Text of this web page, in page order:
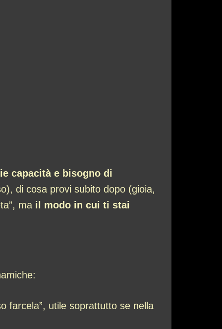
capacità e bisogno di
di cosa provi subito dopo (gioia,
ma il modo in cui ti stai
farcela”, utile soprattutto se nella